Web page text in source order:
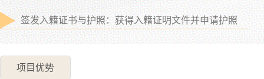
签发入籍证书与护照：获得入籍证明文件并申请护照
项目优势